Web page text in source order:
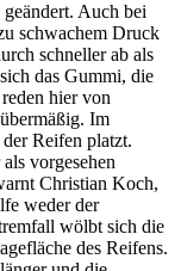
Auch bei
schwachem Druck
schneller ab als
das Gummi, die
hier von
Im
Reifen platzt.
vorgesehen
Christian Koch,
weder der
wölbt sich die
des Reifens.